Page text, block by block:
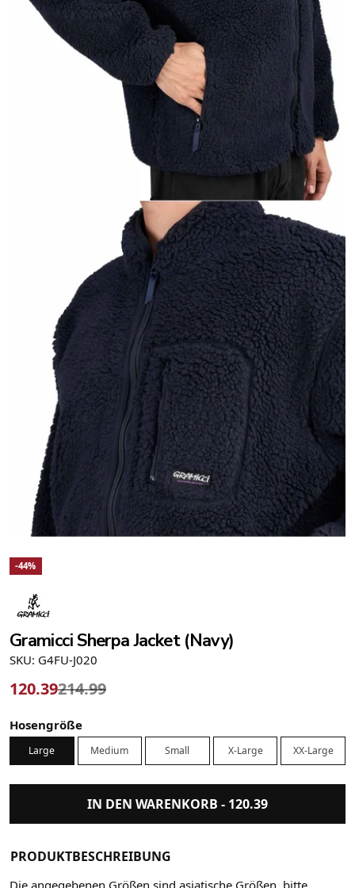
-44%
Gramicci Sherpa Jacket (Navy)
SKU: G4FU-J020
120.39214.99
Hosengröße
Large Medium Small X-Large XX-Large
IN DEN WARENKORB - 120.39
PRODUKTBESCHREIBUNG